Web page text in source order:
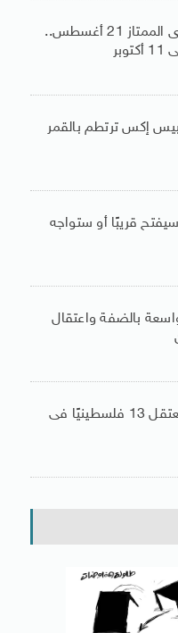
رسميًا.. انطلاق الدورى الممتاز 21 أغسطس..
إكس ترتطم بالقمر
قريبًا أو ستواجه
بالضفة واعتقال
الاحتلال الإسرائيلى يعتقل 13 فلسطينيًا فى